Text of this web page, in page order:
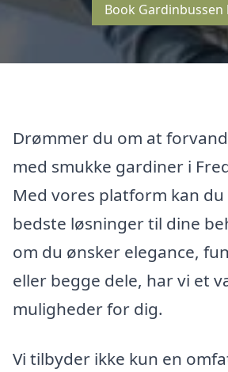
Book Gardinbussen
Drømmer du om at
med smukke gardiner i
Med vores platform kan
bedste løsninger til dine
om du ønsker elegance,
eller begge dele, har vi et
muligheder for dig.
Vi tilbyder ikke kun en